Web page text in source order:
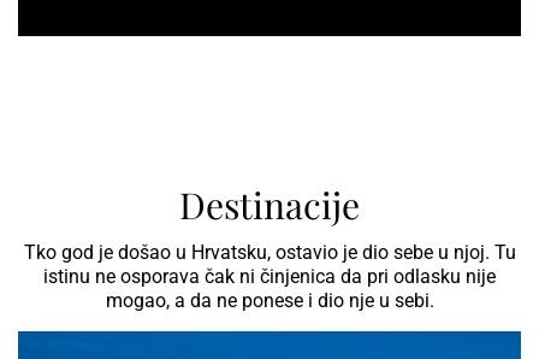
Destinacije
Tko god je došao u Hrvatsku, ostavio je dio sebe u njoj. Tu
istinu ne osporava čak ni činjenica da pri odlasku nije
mogao, a da ne ponese i dio nje u sebi.